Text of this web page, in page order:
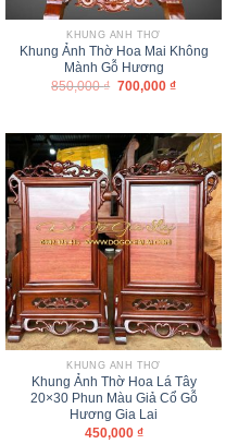
KHUNG ẢNH THỜ
Khung Ảnh Thờ Hoa Mai Không
Mành Gỗ Hương
850,000₫ 700,000 ₫
KHUNG ẢNH THỜ
Khung Ảnh Thờ Hoa Lá Tây
20×30 Phun Màu Giả Cổ Gỗ
Hương Gia Lai
450,000 ₫